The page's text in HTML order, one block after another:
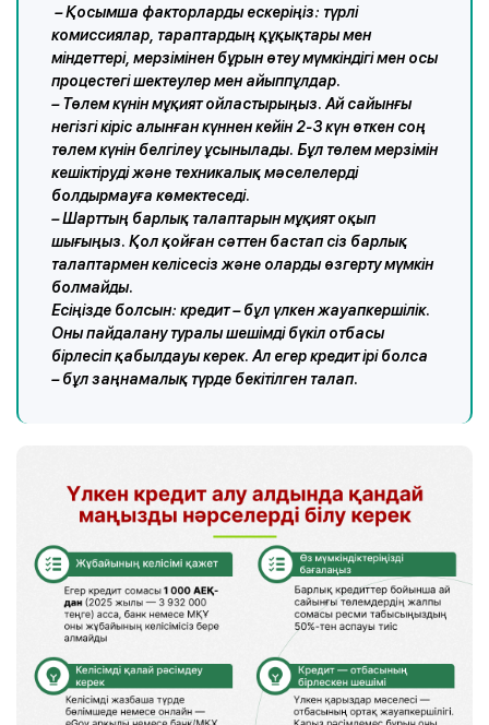
– Қосымша факторларды ескеріңіз: түрлі
комиссиялар, тараптардың құқықтары мен
міндеттері, мерзімінен бұрын өтеу мүмкіндігі мен осы
процестегі шектеулер мен айыппұлдар.
– Төлем күнін мұқият ойластырыңыз. Ай сайынғы
негізгі кіріс алынған күннен кейін 2-3 күн өткен соң
төлем күнін белгілеу ұсынылады. Бұл төлем мерзімін
кешіктіруді және техникалық мәселелерді
болдырмауға көмектеседі.
– Шарттың барлық талаптарын мұқият оқып
шығыңыз. Қол қойған сәттен бастап сіз барлық
талаптармен келісесіз және оларды өзгерту мүмкін
болмайды.
Есіңізде болсын: кредит – бұл үлкен жауапкершілік.
Оны пайдалану туралы шешімді бүкіл отбасы
бірлесіп қабылдауы керек. Ал егер кредит ірі болса
– бұл заңнамалық түрде бекітілген талап.